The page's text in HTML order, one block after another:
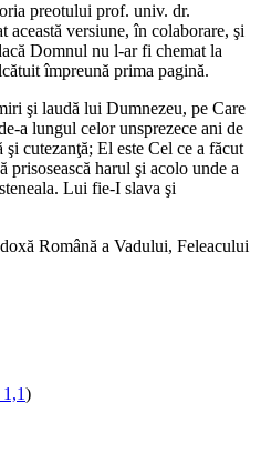
preotului prof. univ. dr.
versiune, în colaborare, şi
Domnul nu l-ar fi chemat la
împreună prima pagină.
şi laudă lui Dumnezeu, pe Care
a lungul celor unsprezece ani de
cutezanţă; El este Cel ce a făcut
prisosească harul şi acolo unde a
Lui fie-I slava şi
Română a Vadului, Feleacului
)